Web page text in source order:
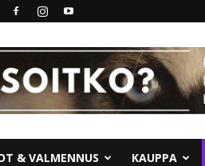
& VALMENNUS KAUPPA